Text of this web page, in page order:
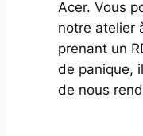
Acer. Vous
notre atelier
prenant un
de panique,
de nous